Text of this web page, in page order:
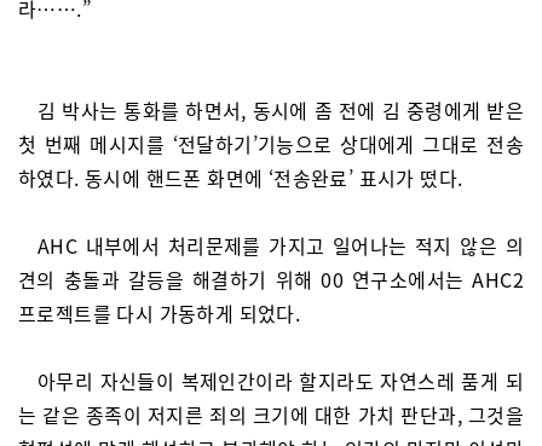
라…….”
김 박사는 통화를 하면서, 동시에 좀 전에 김 중령에게 받은
첫 번째 메시지를 ‘전달하기’기능으로 상대에게 그대로 전송
하였다. 동시에 핸드폰 화면에 ‘전송완료’ 표시가 떴다.
AHC 내부에서 처리문제를 가지고 일어나는 적지 않은 의
견의 충돌과 갈등을 해결하기 위해 00 연구소에서는 AHC2
프로젝트를 다시 가동하게 되었다.
아무리 자신들이 복제인간이라 할지라도 자연스레 품게 되
는 같은 종족이 저지른 죄의 크기에 대한 가치 판단과, 그것을